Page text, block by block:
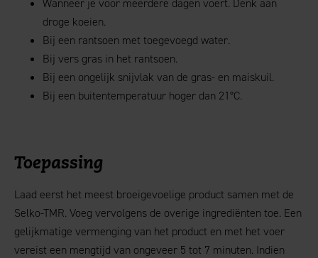
Wanneer je voor meerdere dagen voert. Denk aan
droge koeien.
Bij een rantsoen met toegevoegd water.
Bij vers gras in het rantsoen.
Bij een ongelijk snijvlak van de gras- en maiskuil.
Bij een buitentemperatuur hoger dan 21°C.
Toepassing
Laad eerst het meest broeigevoelige product samen met de
Selko-TMR. Voeg vervolgens de overige ingrediënten toe. Een
gelijkmatige vermenging van het product en met het voer
vereist een mengtijd van ongeveer 5 tot 7 minuten. Indien